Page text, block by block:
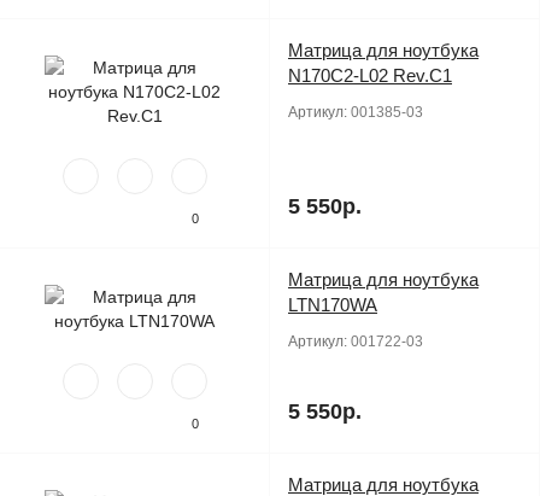
0
Матрица для ноутбука
N170C2-L02 Rev.C1
Артикул: 001385-03
5 550р.
0
Матрица для ноутбука
LTN170WA
Артикул: 001722-03
5 550р.
Матрица для ноутбука